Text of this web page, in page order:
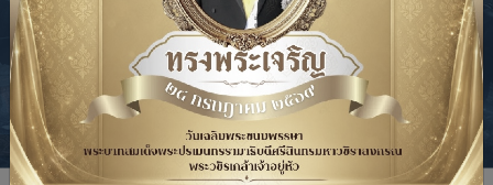
สำนักงานปศุสัตว์จังหวัดอ่างทอง